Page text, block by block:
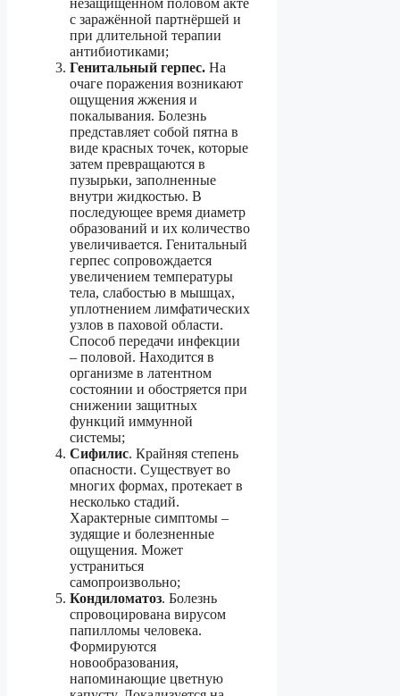
незащищённом половом акте
с заражённой партнёршей и
при длительной терапии
антибиотиками;
Генитальный герпес. На
очаге поражения возникают
ощущения жжения и
покалывания. Болезнь
представляет собой пятна в
виде красных точек, которые
затем превращаются в
пузырьки, заполненные
внутри жидкостью. В
последующее время диаметр
образований и их количество
увеличивается. Генитальный
герпес сопровождается
увеличением температуры
тела, слабостью в мышцах,
уплотнением лимфатических
узлов в паховой области.
Способ передачи инфекции
– половой. Находится в
организме в латентном
состоянии и обостряется при
снижении защитных
функций иммунной
системы;
Сифилис. Крайняя степень
опасности. Существует во
многих формах, протекает в
несколько стадий.
Характерные симптомы –
зудящие и болезненные
ощущения. Может
устраниться
самопроизвольно;
Кондиломатоз. Болезнь
спровоцирована вирусом
папилломы человека.
Формируются
новообразования,
напоминающие цветную